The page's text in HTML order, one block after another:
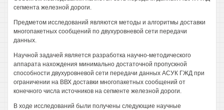
сегмента железной дороги.
Предметом исследований являются методы и алгоритмы доставки
многопакетных сообщений по двухуровневой сети передачи
данных.
Научной задачей является разработка научно-методического
аппарата нахождения минимально достаточной пропускной
способности двухуровневой сети передачи данных АСУК ГЖД при
ограничении на ВВХ доставки многопакетных сообщений от
конечного числа источников на сегменте железной дороги.
В ходе исследований были получены следующие научные